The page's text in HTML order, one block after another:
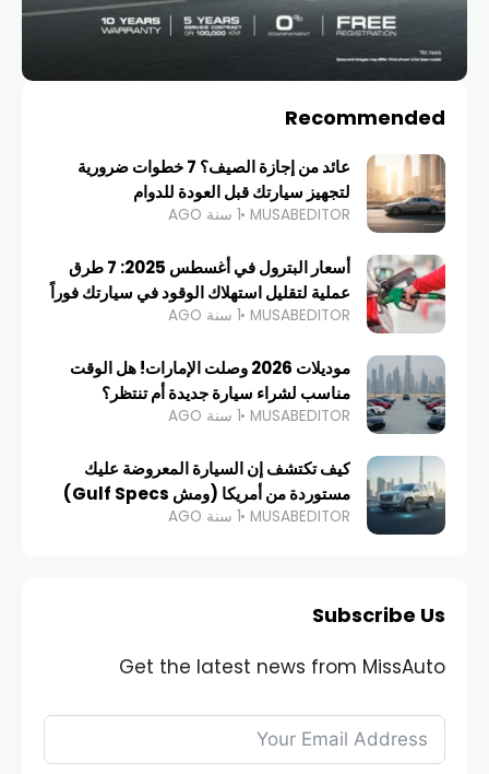
Recommended
عائد من إجازة الصيف؟ 7 خطوات ضرورية
لتجهيز سيارتك قبل العودة للدوام
MUSABEDITOR 1 سنة AGO
أسعار البترول في أغسطس 2025: 7 طرق
عملية لتقليل استهلاك الوقود في سيارتك فوراً
MUSABEDITOR 1 سنة AGO
موديلات 2026 وصلت الإمارات! هل الوقت
مناسب لشراء سيارة جديدة أم تنتظر؟
MUSABEDITOR 1 سنة AGO
كيف تكتشف إن السيارة المعروضة عليك
مستوردة من أمريكا (ومش Gulf Specs)
MUSABEDITOR 1 سنة AGO
Subscribe Us
Get the latest news from MissAuto